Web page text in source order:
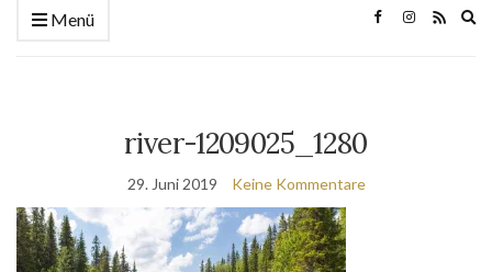
Menü
river-1209025_1280
29. Juni 2019 Keine Kommentare